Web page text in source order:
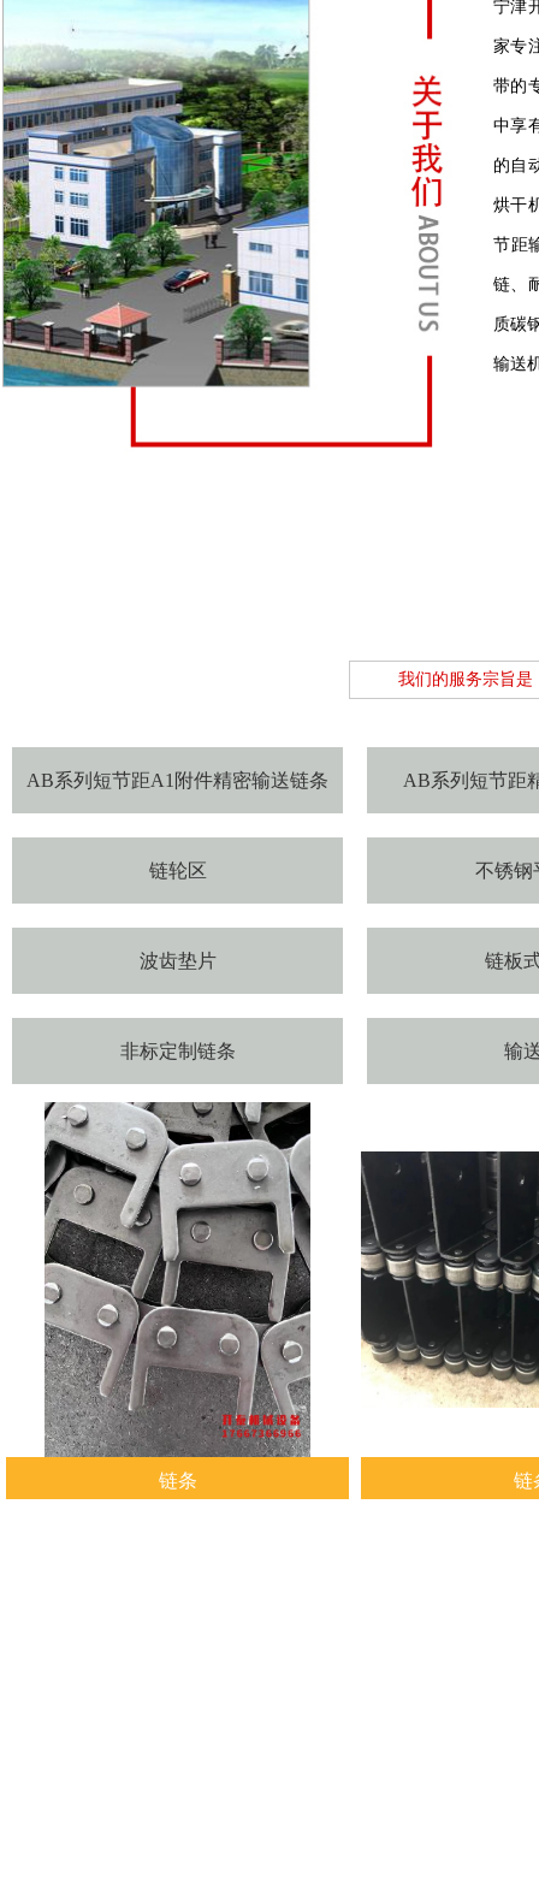
宁津
家专
带的
中享
的自
烘干
节距
链、
质碳
输送
我们的服务宗旨是
AB系列短节距A1附件精密输送链条 AB系列短节距
链轮区 不锈钢
波齿垫片 链板
非标定制链条 输
链条 链